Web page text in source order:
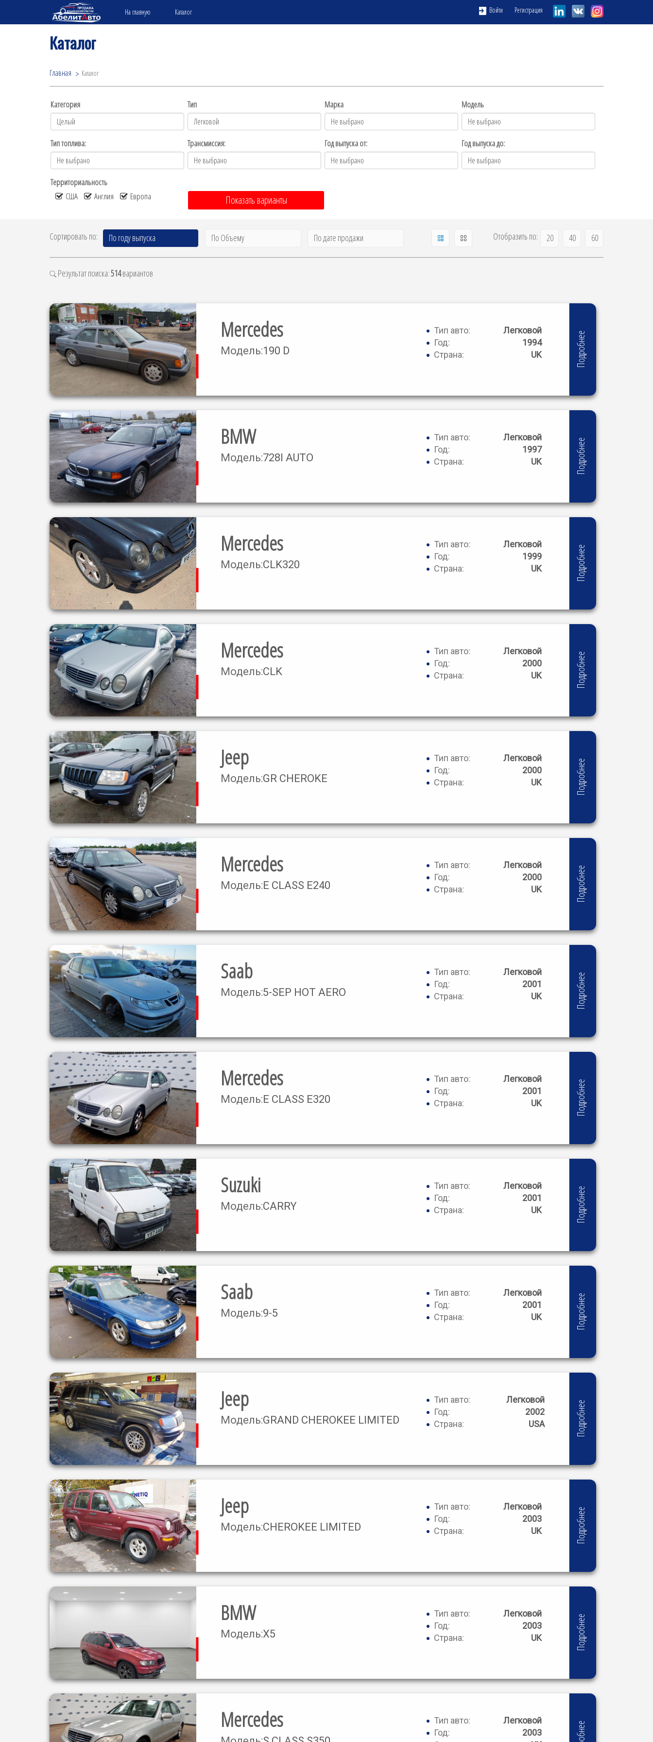
На главную Каталог Войти Регистрация
Каталог
Главная Каталог
Категория Тип Марка Модель
Тип топлива: Трансмиссия: Год выпуска от: Год выпуска до:
Территориальность
США
Англия Европа Показать варианты
Сортировать по: По году выпуска По Объему По дате продажи Отобразить по: 20 40 60
Результат поиска:514вариантов
Mercedes
Модель:190 D
Тип авто:
Легковой
Год:
1994
Страна:
UK Подробнее
BMW
Модель:728I AUTO
Тип авто:
Легковой
Год:
1997
Страна:
UK Подробнее
Mercedes
Модель:CLK320
Тип авто:
Легковой
Год:
1999
Страна:
UK Подробнее
Mercedes
Модель:CLK
Тип авто:
Легковой
Год:
2000
Страна:
UK Подробнее
Jeep
Модель:GR CHEROKE
Тип авто:
Легковой
Год:
2000
Страна:
UK Подробнее
Mercedes
Модель:E CLASS E240
Тип авто:
Легковой
Год:
2000
Страна:
UK Подробнее
Saab
Модель:5-SEP HOT AERO
Тип авто:
Легковой
Год:
2001
Страна:
UK Подробнее
Mercedes
Модель:E CLASS E320
Тип авто:
Легковой
Год:
2001
Страна:
UK Подробнее
Suzuki
Модель:CARRY
Тип авто:
Легковой
Год:
2001
Страна:
UK Подробнее
Saab
Модель:9-5
Тип авто:
Легковой
Год:
2001
Страна:
UK Подробнее
Jeep
Модель:GRAND CHEROKEE LIMITED
Тип авто:
Легковой
Год:
2002
Страна:
USA Подробнее
Jeep
Модель:CHEROKEE LIMITED
Тип авто:
Легковой
Год:
2003
Страна:
UK Подробнее
BMW
Модель:X5
Тип авто:
Легковой
Год:
2003
Страна:
UK Подробнее
Mercedes Тип авто:
Легковой
Год:
2003